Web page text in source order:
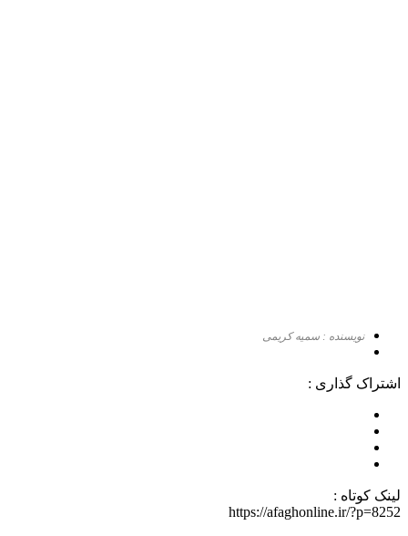
نویسنده : سمیه کریمی
اشتراک گذاری :
لینک کوتاه :
https://afaghonline.ir/?p=8252